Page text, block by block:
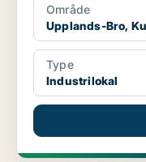
Område
Upplands-Bro,
Type
Industrilokal